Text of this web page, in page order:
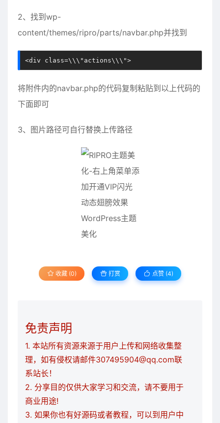
2、找到wp-
content/themes/ripro/parts/navbar.php并找到
<div class=\\\"actions\\\">
将附件内的navbar.php的代码复制粘贴到以上代码的
下面即可
3、图片路径可自行替换上传路径
收藏 (0) 打赏 点赞 (4)
免责声明
1. 本站所有资源来源于用户上传和网络收集整
理，如有侵权请邮件307495904@qq.com联
系站长！
2. 分享目的仅供大家学习和交流，请不要用于
商业用途!
3. 如果你也有好源码或者教程，可以到用户中